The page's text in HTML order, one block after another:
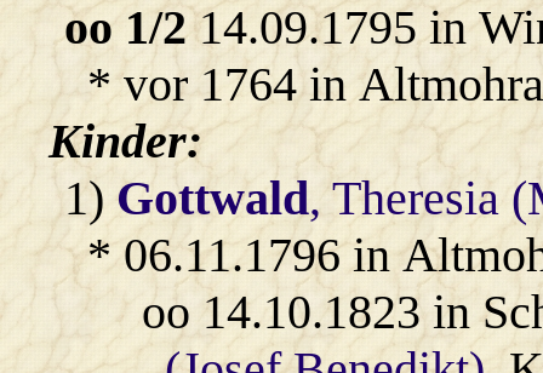
oo 1/214.09.1795 in
* vor 1764 in
Kinder:
1)Gottwald, Theresia
* 06.11.1796 in
oo 14.10.1823 in